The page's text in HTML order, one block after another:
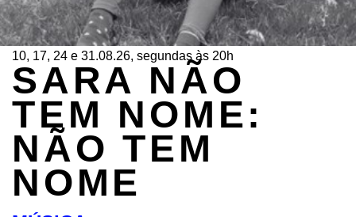
10, 17, 24 e 31.08.26, segundas às 20h
SARA NÃO
TEM NOME:
NÃO TEM
NOME